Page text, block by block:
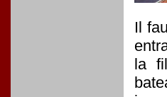
Il
la